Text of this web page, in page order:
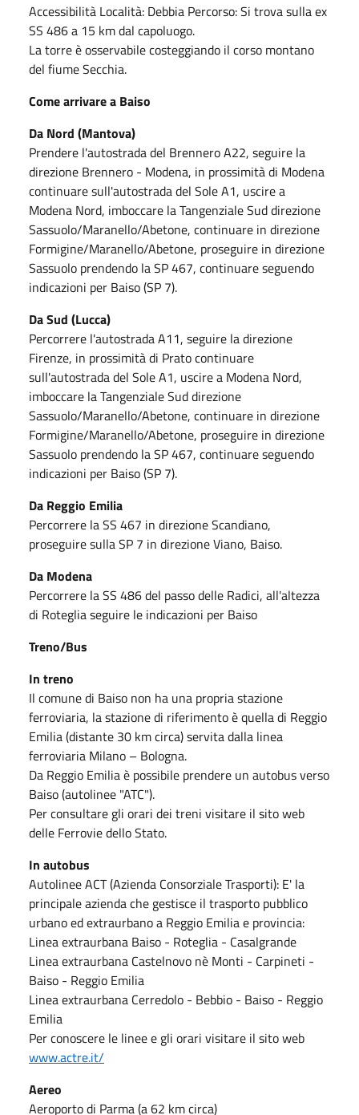
Accessibilità Località: Debbia Percorso: Si trova sulla ex
SS 486 a 15 km dal capoluogo.
La torre è osservabile costeggiando il corso montano
del fiume Secchia.
Come arrivare a Baiso
Da Nord (Mantova)
Prendere l'autostrada del Brennero A22, seguire la
direzione Brennero - Modena, in prossimità di Modena
continuare sull'autostrada del Sole A1, uscire a
Modena Nord, imboccare la Tangenziale Sud direzione
Sassuolo/Maranello/Abetone, continuare in direzione
Formigine/Maranello/Abetone, proseguire in direzione
Sassuolo prendendo la SP 467, continuare seguendo
indicazioni per Baiso (SP 7).
Da Sud (Lucca)
Percorrere l'autostrada A11, seguire la direzione
Firenze, in prossimità di Prato continuare
sull'autostrada del Sole A1, uscire a Modena Nord,
imboccare la Tangenziale Sud direzione
Sassuolo/Maranello/Abetone, continuare in direzione
Formigine/Maranello/Abetone, proseguire in direzione
Sassuolo prendendo la SP 467, continuare seguendo
indicazioni per Baiso (SP 7).
Da Reggio Emilia
Percorrere la SS 467 in direzione Scandiano,
proseguire sulla SP 7 in direzione Viano, Baiso.
Da Modena
Percorrere la SS 486 del passo delle Radici, all'altezza
di Roteglia seguire le indicazioni per Baiso
Treno/Bus
In treno
Il comune di Baiso non ha una propria stazione
ferroviaria, la stazione di riferimento è quella di Reggio
Emilia (distante 30 km circa) servita dalla linea
ferroviaria Milano – Bologna.
Da Reggio Emilia è possibile prendere un autobus verso
Baiso (autolinee "ATC").
Per consultare gli orari dei treni visitare il sito web
delle Ferrovie dello Stato.
In autobus
Autolinee ACT (Azienda Consorziale Trasporti): E' la
principale azienda che gestisce il trasporto pubblico
urbano ed extraurbano a Reggio Emilia e provincia:
Linea extraurbana Baiso - Roteglia - Casalgrande
Linea extraurbana Castelnovo nè Monti - Carpineti -
Baiso - Reggio Emilia
Linea extraurbana Cerredolo - Bebbio - Baiso - Reggio
Emilia
Per conoscere le linee e gli orari visitare il sito web
www.actre.it/
Aereo
Aeroporto di Parma (a 62 km circa)